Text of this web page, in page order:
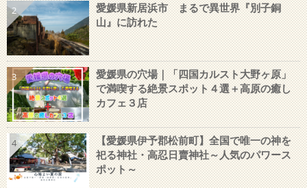
2
愛媛県新居浜市 まるで異世界『別子銅
山』に訪れた
3
愛媛県の穴場｜「四国カルスト大野ヶ原」
で満喫する絶景スポット４選＋高原の癒し
カフェ３店
4
【愛媛県伊予郡松前町】全国で唯一の神を
祀る神社・高忍日賣神社～人気のパワース
ポット～